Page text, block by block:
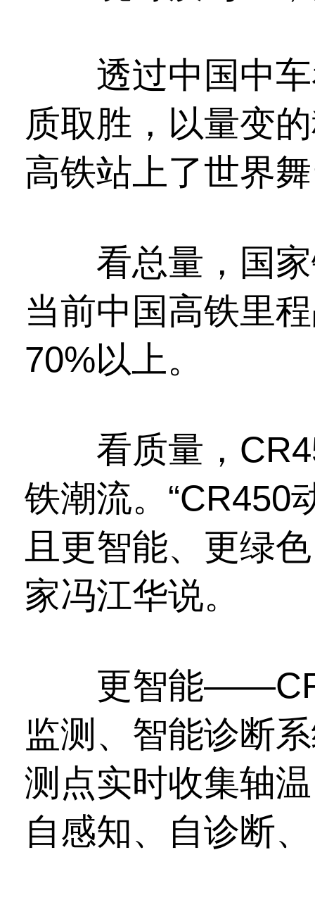
透过中国中车
质取胜，以量变
高铁站上了世界
看总量，国家
当前中国高铁里
70%以上。
看质量，
铁潮流。“CR450
且更智能、更绿
家冯江华说。
更智能
监测、智能诊断
测点实时收集轴
自感知、自诊断